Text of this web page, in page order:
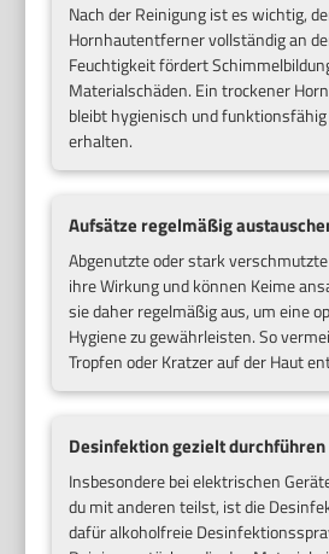
Nach der Reinigung ist es wichtig,
Hornhautentferner vollständig an
Feuchtigkeit fördert
Materialschäden. Ein trockener
bleibt hygienisch und
erhalten.
Aufsätze regelmäßig
Abgenutzte oder stark
ihre Wirkung und können Keime
sie daher regelmäßig aus, um eine
Hygiene zu gewährleisten. So
Tropfen oder Kratzer auf der Haut
Desinfektion gezielt durchführen
Insbesondere bei elektrischen
du mit anderen teilst, ist die
dafür alkoholfreie